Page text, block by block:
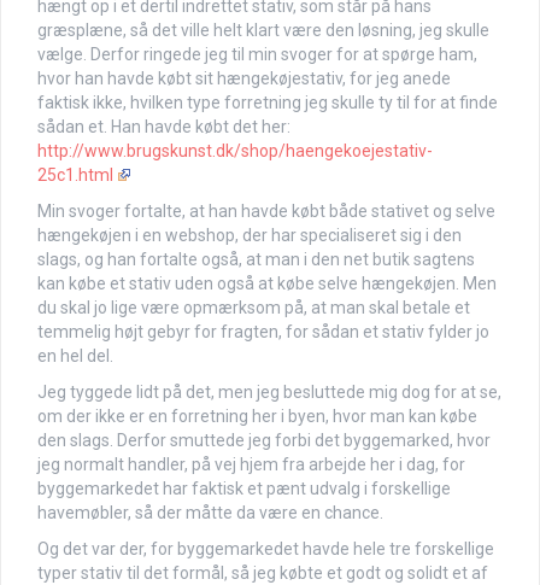
hængt op i et dertil indrettet stativ, som står på hans
græsplæne, så det ville helt klart være den løsning, jeg skulle
vælge. Derfor ringede jeg til min svoger for at spørge ham,
hvor han havde købt sit hængekøjestativ, for jeg anede
faktisk ikke, hvilken type forretning jeg skulle ty til for at finde
sådan et. Han havde købt det her:
http://www.brugskunst.dk/shop/haengekoejestativ-
25c1.html
Min svoger fortalte, at han havde købt både stativet og selve
hængekøjen i en webshop, der har specialiseret sig i den
slags, og han fortalte også, at man i den net butik sagtens
kan købe et stativ uden også at købe selve hængekøjen. Men
du skal jo lige være opmærksom på, at man skal betale et
temmelig højt gebyr for fragten, for sådan et stativ fylder jo
en hel del.
Jeg tyggede lidt på det, men jeg besluttede mig dog for at se,
om der ikke er en forretning her i byen, hvor man kan købe
den slags. Derfor smuttede jeg forbi det byggemarked, hvor
jeg normalt handler, på vej hjem fra arbejde her i dag, for
byggemarkedet har faktisk et pænt udvalg i forskellige
havemøbler, så der måtte da være en chance.
Og det var der, for byggemarkedet havde hele tre forskellige
typer stativ til det formål, så jeg købte et godt og solidt et af